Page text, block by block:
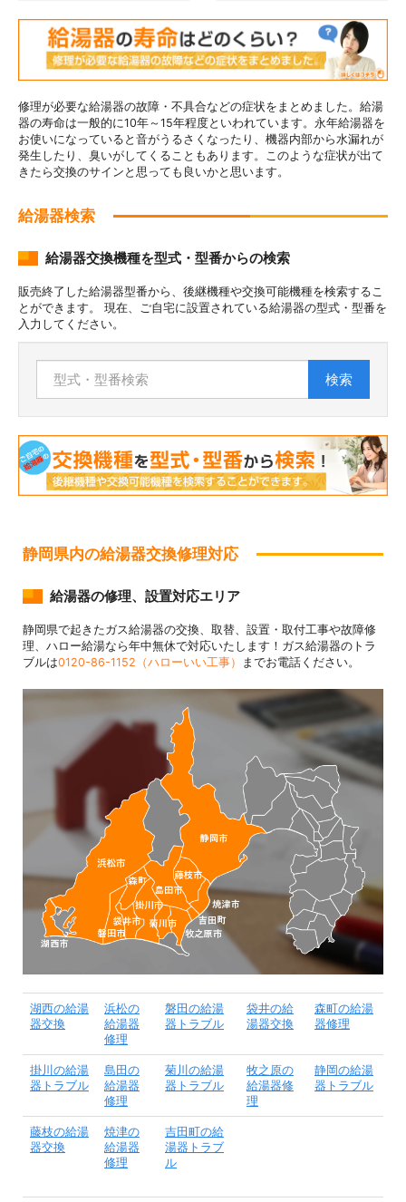
修理が必要な給湯器の故障・不具合などの症状をまとめました。給湯
器の寿命は一般的に10年～15年程度といわれています。永年給湯器を
お使いになっていると音がうるさくなったり、機器内部から水漏れが
発生したり、臭いがしてくることもあります。このような症状が出て
きたら交換のサインと思っても良いかと思います。
給湯器検索
給湯器交換機種を型式・型番からの検索
販売終了した給湯器型番から、後継機種や交換可能機種を検索するこ
とができます。 現在、ご自宅に設置されている給湯器の型式・型番を
入力してください。
検索
静岡県内の給湯器交換修理対応
給湯器の修理、設置対応エリア
静岡県で起きたガス給湯器の交換、取替、設置・取付工事や故障修
理、ハロー給湯なら年中無休で対応いたします！ガス給湯器のトラ
ブルは0120-86-1152（ハローいい工事） までお電話ください。
湖西の給湯
器交換
浜松の
給湯器
修理
磐田の給湯
器トラブル
袋井の給
湯器交換
森町の給湯
器修理
掛川の給湯
器トラブル
島田の
給湯器
修理
菊川の給湯
器トラブル
牧之原の
給湯器修
理
静岡の給湯
器トラブル
藤枝の給湯
器交換
焼津の
給湯器
修理
吉田町の給
湯器トラブ
ル